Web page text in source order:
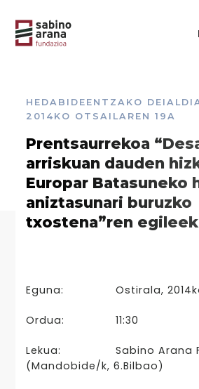
HEDABIDEENTZAKO
2014KO OTSAILAREN 19A
Prentsaurrekoa
arriskuan dauden
Europar Batasuneko
aniztasunari buruzko
txostena”ren
Eguna: Ostirala,
Ordua: 11:30
Lekua:
Sabino Arana
(Mandobide/k, 6.Bilbao)